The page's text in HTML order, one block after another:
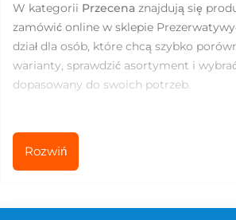
W kategorii Przecena znajdują się
zamówić online w sklepie
dział dla osób, które chcą szybko
warianty, sprawdzić asortyment i
dopasowany do swoich potrzeb.
mieszczą się w zakresie od
można wybrać zarówno podstawowe
Rozwiń